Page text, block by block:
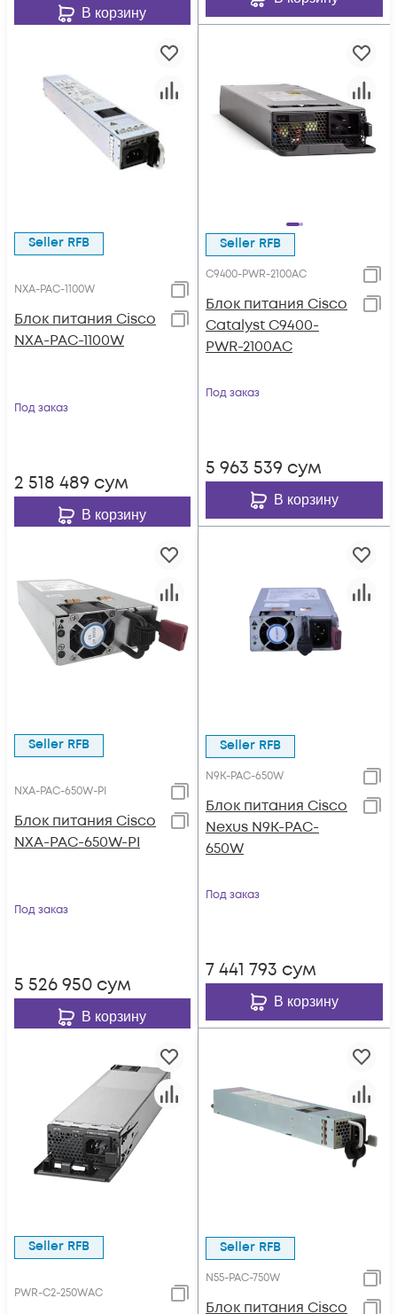
В корзину
Seller RFB
NXA-PAC-1100W
Блок питания Cisco
NXA-PAC-1100W
Под заказ
2 518 489 сум
В корзину
Seller RFB
C9400-PWR-2100AC
Блок питания Cisco
Catalyst C9400-
PWR-2100AC
Под заказ
5 963 539 сум
В корзину
Seller RFB
NXA-PAC-650W-PI
Блок питания Cisco
NXA-PAC-650W-PI
Под заказ
5 526 950 сум
В корзину
Seller RFB
N9K-PAC-650W
Блок питания Cisco
Nexus N9K-PAC-
650W
Под заказ
7 441 793 сум
В корзину
Seller RFB
PWR-C2-250WAC
Seller RFB
N55-PAC-750W
Блок питания Cisco